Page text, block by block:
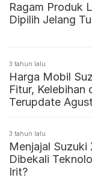
Ragam Produk
Dipilih Jelang
3 tahun lalu
Harga Mobil
Fitur, Kelebihan
Terupdate
3 tahun lalu
Menjajal
Dibekali
Irit?